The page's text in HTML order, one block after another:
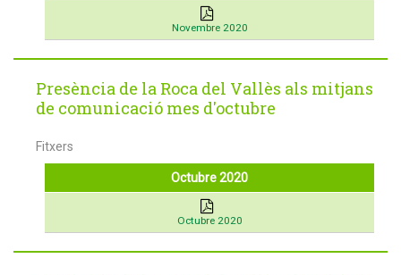
Novembre 2020
Presència de la Roca del Vallès als mitjans
de comunicació mes d'octubre
Fitxers
Octubre 2020
Octubre 2020